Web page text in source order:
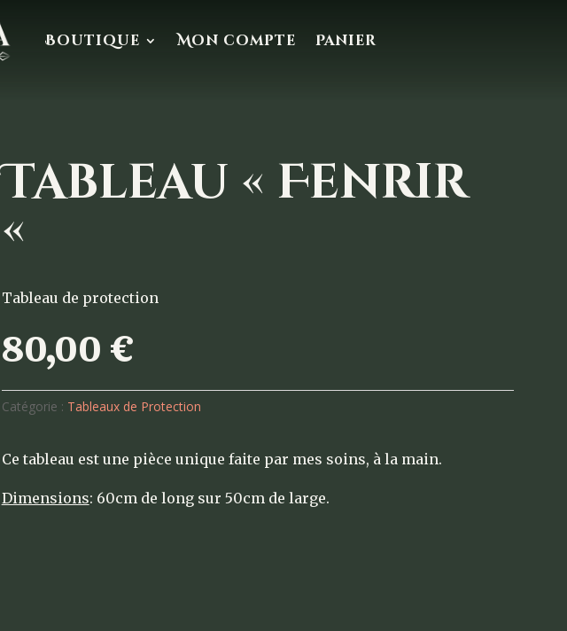
Boutique Mon compte Panier
Tableau « Fenrir
«
Tableau de protection
80,00 €
Catégorie : Tableaux de Protection
Ce tableau est une pièce unique faite par mes soins, à la main.
Dimensions: 60cm de long sur 50cm de large.